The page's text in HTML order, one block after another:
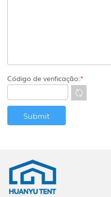
Código de verificação:*